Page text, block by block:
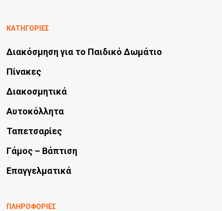
ΚΑΤΗΓΟΡΙΕΣ
Διακόσμηση για το Παιδικό Δωμάτιο
Πίνακες
Διακοσμητικά
Αυτοκόλλητα
Ταπετσαρίες
Γάμος – Βάπτιση
Επαγγελματικά
ΠΛΗΡΟΦΟΡΙΕΣ